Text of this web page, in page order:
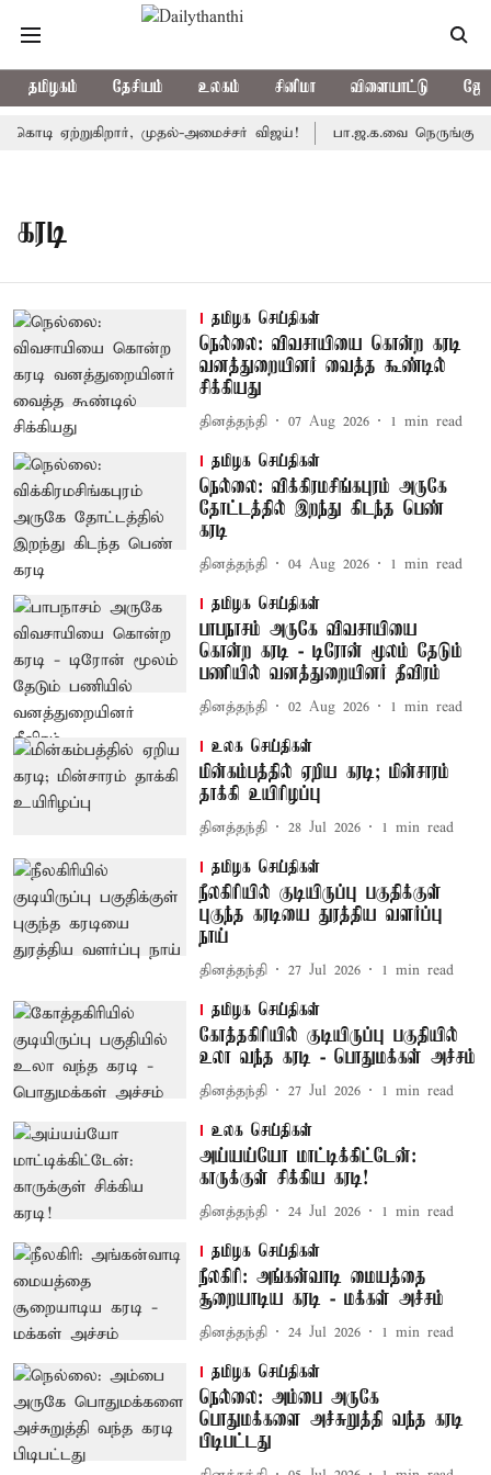
தமிழகம் தேசியம் உலகம் சினிமா விளையாட்டு
ஏற்றுகிறார், முதல்-அமைச்சர் விஜய்! பா.ஜ.க.வை
கரடி
தமிழக செய்திகள்
நெல்லை: விவசாயியை கொன்ற கரடி
வனத்துறையினர் வைத்த கூண்டில்
சிக்கியது
தினத்தந்தி 07 Aug 2026 1 min read
தமிழக செய்திகள்
நெல்லை: விக்கிரமசிங்கபுரம் அருகே
தோட்டத்தில் இறந்து கிடந்த பெண்
கரடி
தினத்தந்தி 04 Aug 2026 1 min read
தமிழக செய்திகள்
பாபநாசம் அருகே விவசாயியை
கொன்ற கரடி - டிரோன் மூலம் தேடும்
பணியில் வனத்துறையினர் தீவிரம்
தினத்தந்தி 02 Aug 2026 1 min read
உலக செய்திகள்
மின்கம்பத்தில் ஏறிய கரடி; மின்சாரம்
தாக்கி உயிரிழப்பு
தினத்தந்தி 28 Jul 2026 1 min read
தமிழக செய்திகள்
நீலகிரியில் குடியிருப்பு பகுதிக்குள்
புகுந்த கரடியை துரத்திய வளர்ப்பு
நாய்
தினத்தந்தி 27 Jul 2026 1 min read
தமிழக செய்திகள்
கோத்தகிரியில் குடியிருப்பு பகுதியில்
உலா வந்த கரடி - பொதுமக்கள் அச்சம்
தினத்தந்தி 27 Jul 2026 1 min read
உலக செய்திகள்
அய்யய்யோ மாட்டிக்கிட்டேன்:
காருக்குள் சிக்கிய கரடி!
தினத்தந்தி 24 Jul 2026 1 min read
தமிழக செய்திகள்
நீலகிரி: அங்கன்வாடி மையத்தை
சூறையாடிய கரடி - மக்கள் அச்சம்
தினத்தந்தி 24 Jul 2026 1 min read
தமிழக செய்திகள்
நெல்லை: அம்பை அருகே
பொதுமக்களை அச்சுறுத்தி வந்த கரடி
பிடிபட்டது